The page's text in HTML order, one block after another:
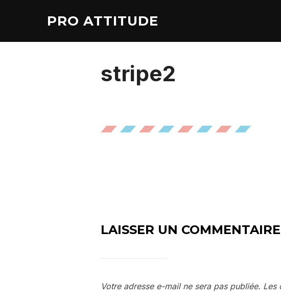
PRO ATTITUDE
stripe2
LAISSER UN COMMENTAIRE
Votre adresse e-mail ne sera pas publiée. Les